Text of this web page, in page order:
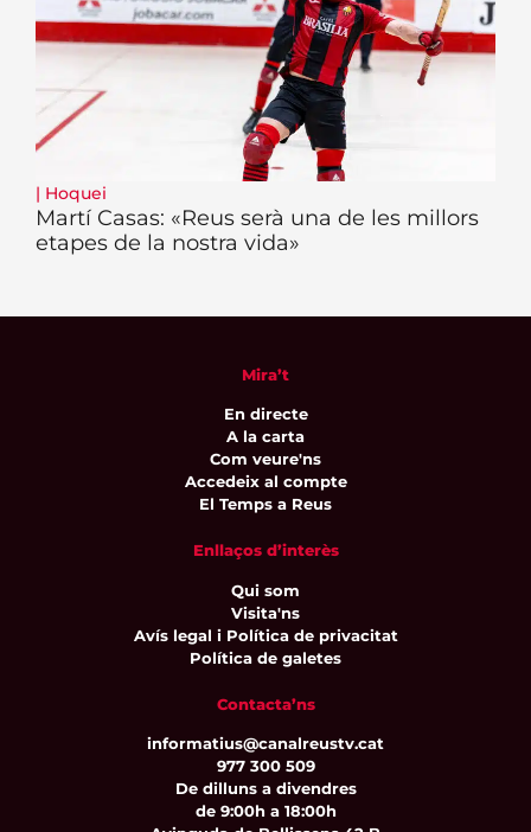
| Hoquei
Martí Casas: «Reus serà una de les millors
etapes de la nostra vida»
Mira’t
En directe
A la carta
Com veure'ns
Accedeix al compte
El Temps a Reus
Enllaços d’interès
Qui som
Visita'ns
Avís legal i Política de privacitat
Política de galetes
Contacta’ns
informatius@canalreustv.cat
977 300 509
De dilluns a divendres
de 9:00h a 18:00h